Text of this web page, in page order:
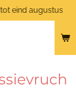
eind augustus